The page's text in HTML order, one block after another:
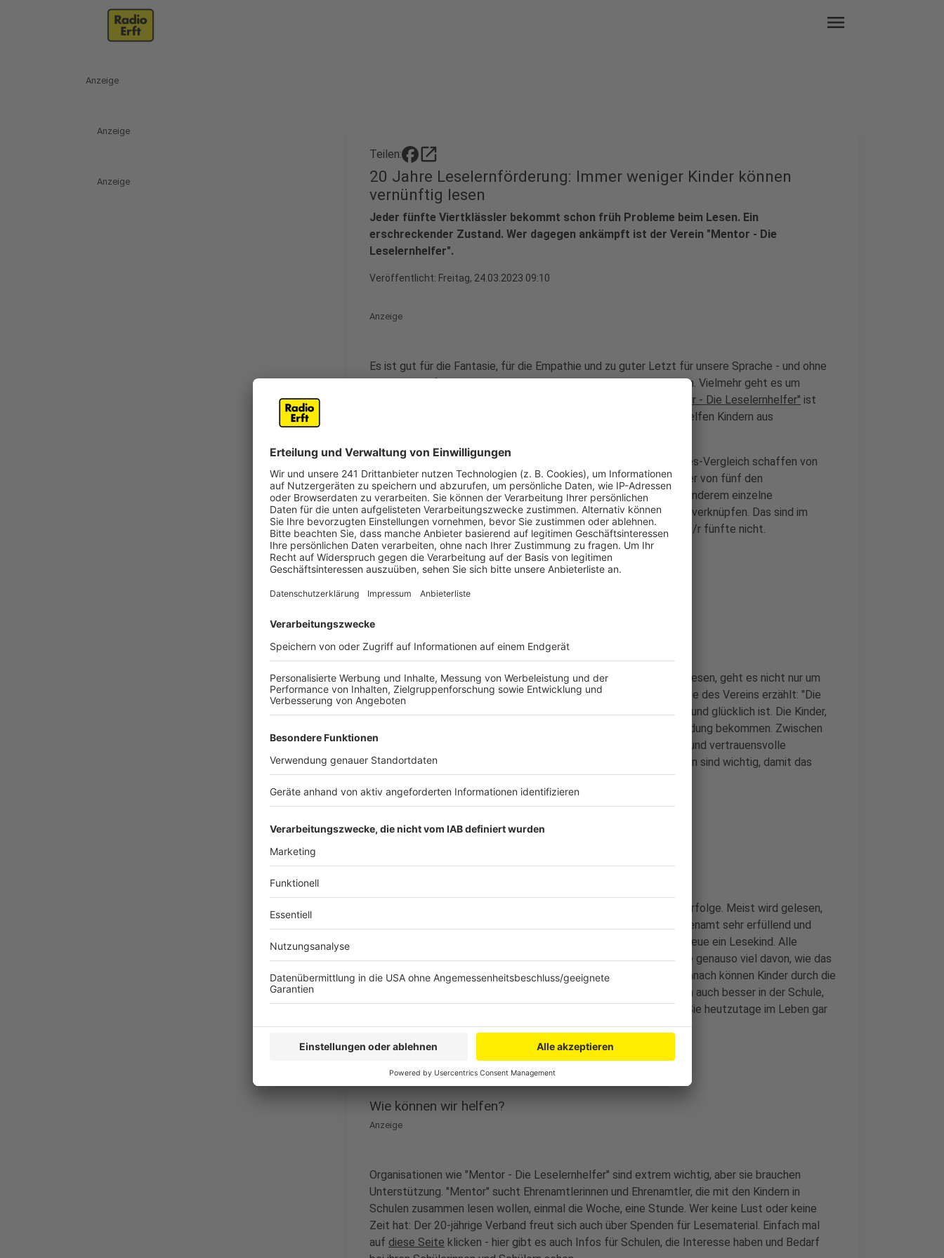
menu
Anzeige
Anzeige
Anzeige
Teilen: open_in_new
20 Jahre Leselernförderung: Immer weniger Kinder können
vernünftig lesen
Jeder fünfte Viertklässler bekommt schon früh Probleme beim Lesen. Ein
erschreckender Zustand. Wer dagegen ankämpft ist der Verein "Mentor - Die
Leselernhelfer".
Veröffentlicht: Freitag, 24.03.2023 09:10
Anzeige
Es ist gut für die Fantasie, für die Empathie und zu guter Letzt für unsere Sprache - und ohne
könnte auch fast niemand seinen Job machen: Es geht ums Lesen. Vielmehr geht es um
"Mentor - Die Leselernhelfer" ist
jetzt 20 Jahre alt geworden. Ehrenamtlerinnen und Ehrenamtler helfen Kindern aus
Jedes Kind, das nicht lesen kann, ist eines zu viel: Laut Fünf-Jahres-Vergleich schaffen von
allen Viertklässlerinnen und Viertklässlern beim Lesen nur noch vier von fünf den
Mindeststandard. Wer den "Mindeststandard" erfüllt, kann unter anderem einzelne
Informationen nicht nur aufnehmen, sondern sie auch miteinander verknüpfen. Das sind im
Verhältnis keine hohen Anforderungen, trotzdem schafft das jede/r fünfte nicht.
Anzeige
Anzeige
Wenn ehrenamtliche Mentorinnen und Mentoren mit den Kindern lesen, geht es nicht nur um
das Lesen an sich, wie uns Huguette Morin-Hauser, die Vorsitzende des Vereins erzählt: "Die
schönsten Erlebnisse sind, wenn das Kind einen einfach anschaut und glücklich ist. Die Kinder,
die wir betreuen, sind oft Kinder, die zu Hause nicht genug Zuwendung bekommen. Zwischen
den Kindern und Mentoren entwickelt sich eine ganz persönliche und vertrauensvolle
Beziehung". Es seien viele Emotionen dabei, denn "diese Emotionen sind wichtig, damit das
Gelernte haften bleibt."
Anzeige
Die Verbindung zwischen Mentor und Kind sei essentiell für Lernerfolge. Meist wird gelesen,
was das Kind gerne lesen möchte. "Für den Mentor ist dieses Ehrenamt sehr erfüllend und
überschaubar. Einmal in der Woche gehe ich in die Schule und betreue ein Lesekind. Alle
Mentorinnen und Mentoren bestätigen mir immer wieder: Ich habe genauso viel davon, wie das
Kind etwas von mir hat", sagt die Verbandsvorsitzende stolz. Demnach können Kinder durch die
Leselernhelferinnen und -helfer nicht nur besser lesen, sie werden auch besser in der Schule,
neugieriger und selbstbewusster. Klar, denn "ohne Lesen können Sie heutzutage im Leben gar
nichts machen", so Morin-Hauser.
Wie können wir helfen?
Anzeige
Organisationen wie "Mentor - Die Leselernhelfer" sind extrem wichtig, aber sie brauchen
Unterstützung. "Mentor" sucht Ehrenamtlerinnen und Ehrenamtler, die mit den Kindern in
Schulen zusammen lesen wollen, einmal die Woche, eine Stunde. Wer keine Lust oder keine
Zeit hat: Der 20-jährige Verband freut sich auch über Spenden für Lesematerial. Einfach mal
auf diese Seite klicken - hier gibt es auch Infos für Schulen, die Interesse haben und Bedarf